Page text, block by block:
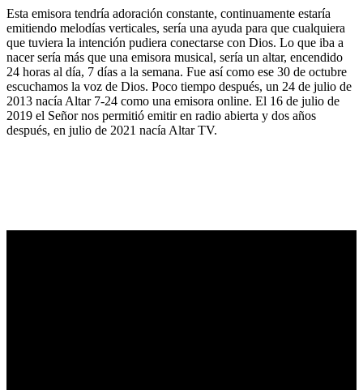
Esta emisora tendría adoración constante, continuamente estaría
emitiendo melodías verticales, sería una ayuda para que cualquiera
que tuviera la intención pudiera conectarse con Dios. Lo que iba a
nacer sería más que una emisora musical, sería un altar, encendido
24 horas al día, 7 días a la semana. Fue así como ese 30 de octubre
escuchamos la voz de Dios. Poco tiempo después, un 24 de julio de
2013 nacía Altar 7-24 como una emisora online. El 16 de julio de
2019 el Señor nos permitió emitir en radio abierta y dos años
después, en julio de 2021 nacía Altar TV.